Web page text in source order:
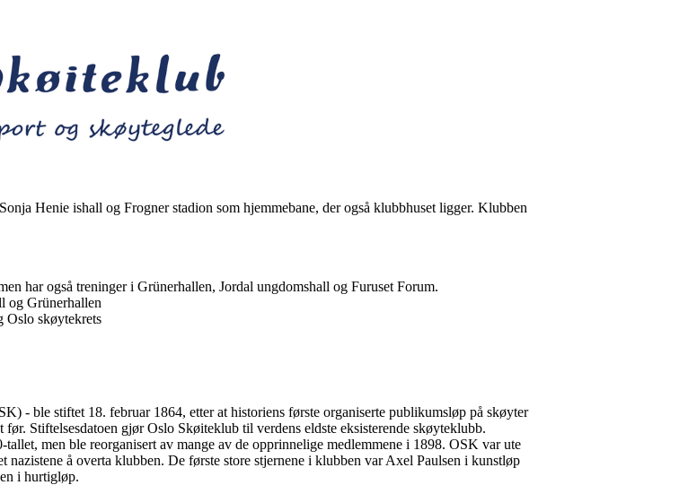
Henie ishall og Frogner stadion som hjemmebane, der også klubbhuset ligger. Klubben
har også treninger i Grünerhallen, Jordal ungdomshall og Furuset Forum.
og Grünerhallen
Oslo skøytekrets
- ble stiftet 18. februar 1864, etter at historiens første organiserte publikumsløp på skøyter
Stiftelsesdatoen gjør Oslo Skøiteklub til verdens eldste eksisterende skøyteklubb.
men ble reorganisert av mange av de opprinnelige medlemmene i 1898. OSK var ute
nazistene å overta klubben. De første store stjernene i klubben var Axel Paulsen i kunstløp
i hurtigløp.